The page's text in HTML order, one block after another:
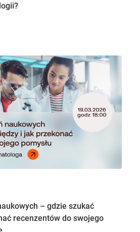
– gdzie szukać
recenzentów do swojego